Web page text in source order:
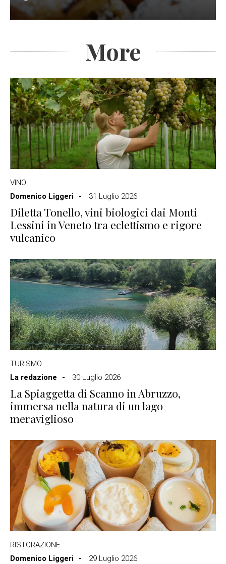
More
VINO
Domenico Liggeri
31 Luglio 2026
Diletta Tonello, vini biologici dai Monti
Lessini in Veneto tra eclettismo e rigore
vulcanico
TURISMO
La redazione
30 Luglio 2026
La Spiaggetta di Scanno in Abruzzo,
immersa nella natura di un lago
meraviglioso
RISTORAZIONE
Domenico Liggeri
29 Luglio 2026